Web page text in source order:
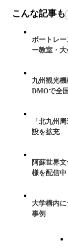
こんな記事も
ボートレ
ー教室・
九州観光
DMOで全
「北九州
設を拡充
阿蘇世界
様を配信中
大学構内
事例